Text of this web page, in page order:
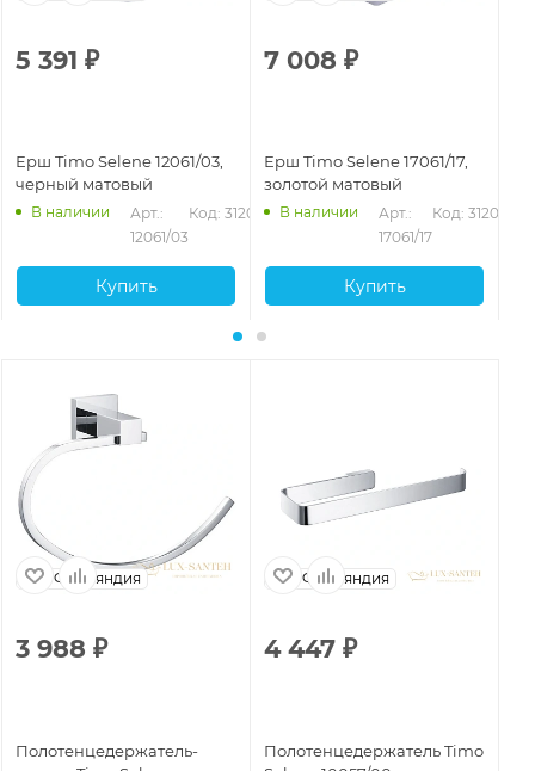
5 391 ₽
Ерш Timo Selene 12061/03,
черный матовый
В наличии
Арт.:
12061/03
Код: 31200
Купить
7 008 ₽
Ерш Timo Selene 17061/17,
золотой матовый
В наличии
Арт.:
17061/17
Код: 31202
Купить
Финляндия
3 988 ₽
Полотенцедержатель-
Финляндия
4 447 ₽
Полотенцедержатель Timo